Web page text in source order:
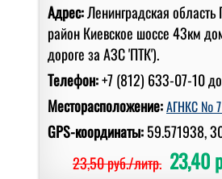
Адрес:Ленинградская область
район Киевское шоссе 43км
дороге за АЗС 'ПТК').
Телефон:+7 (812) 633-07-10
Месторасположение:АГНКС № 7
GPS-координаты:59.571938,
23,50 руб./литр. 23,40